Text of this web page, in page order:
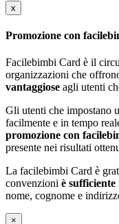
x
Promozione con
Facilebimbi Card è il
organizzazioni che
vantaggiose agli utenti
Gli utenti che impostano
facilmente e in tempo
promozione con
presente nei risultati
La facilebimbi Card è
convenzioni è
nome, cognome e
×